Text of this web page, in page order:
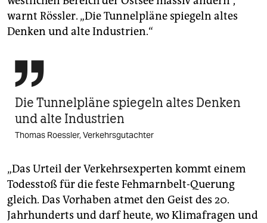
warnt Rössler. „Die Tunnelpläne spiegeln altes
Denken und alte Industrien.“

Die Tunnelpläne spiegeln altes Denken
und alte Industrien
Thomas Roessler, Verkehrsgutachter
„Das Urteil der Verkehrsexperten kommt einem
Todesstoß für die feste Fehmarnbelt-Querung
gleich. Das Vorhaben atmet den Geist des 20.
Jahrhunderts und darf heute, wo Klimafragen und